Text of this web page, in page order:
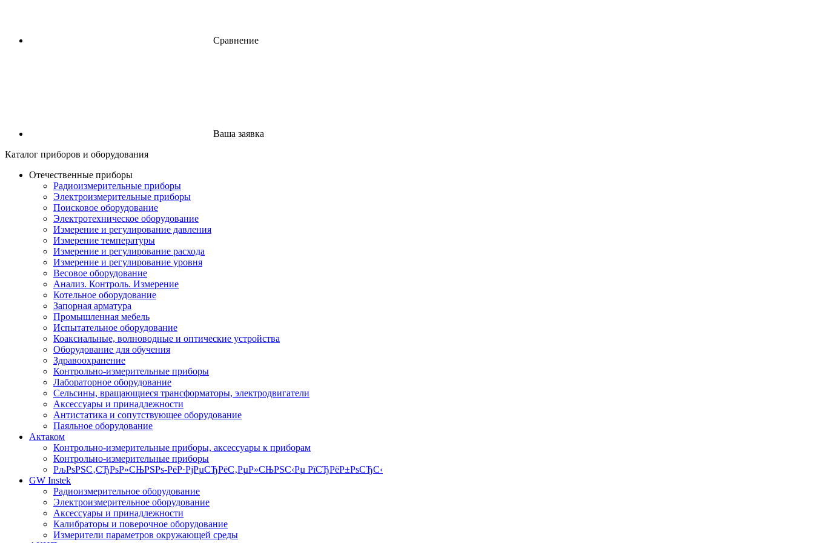
Сравнение
Ваша заявка
Каталог приборов и оборудования
Отечественные приборы
Радиоизмерительные приборы
Электроизмерительные приборы
Поисковое оборудование
Электротехническое оборудование
Измерение и регулирование давления
Измерение температуры
Измерение и регулирование расхода
Измерение и регулирование уровня
Весовое оборудование
Анализ. Контроль. Измерение
Котельное оборудование
Запорная арматура
Промышленная мебель
Испытательное оборудование
Коаксиальные, волноводные и оптические устройства
Оборудование для обучения
Здравоохранение
Контрольно-измерительные приборы
Лабораторное оборудование
Сельсины, вращающиеся трансформаторы, электродвигатели
Аксессуары и принадлежности
Антистатика и сопутствующее оборудование
Паяльное оборудование
Актаком
Контрольно-измерительные приборы, аксессуары к приборам
Контрольно-измерительные приборы
РљРѕРЅС‚СЂРѕР»СЊРЅРѕ-РёР·РјРµСЂРёС‚РµР»СЊРЅС‹Рµ РїСЂРёР±РѕСЂС‹
GW Instek
Радиоизмерительное оборудование
Электроизмерительное оборудование
Аксессуары и принадлежности
Калибраторы и поверочное оборудование
Измерители параметров окружающей среды